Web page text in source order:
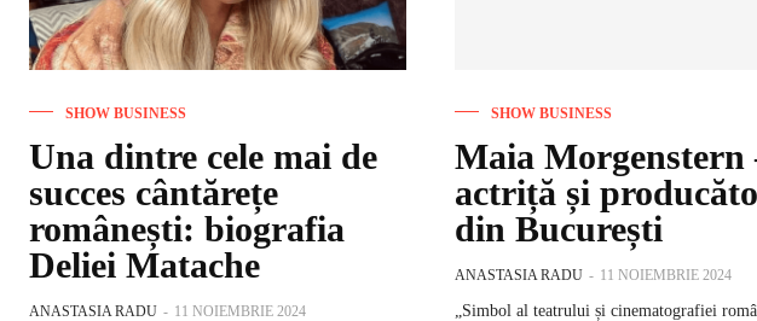
SHOW BUSINESS
Una dintre cele mai de
succes cântărețe
românești: biografia
Deliei Matache
ANASTASIA RADU - 11 NOIEMBRIE 2024
SHOW BUSINESS
Maia Morgenstern
actriță și
din București
ANASTASIA RADU - 11 NOIEMBRIE 2024
„Simbol al teatrului și cinematografiei